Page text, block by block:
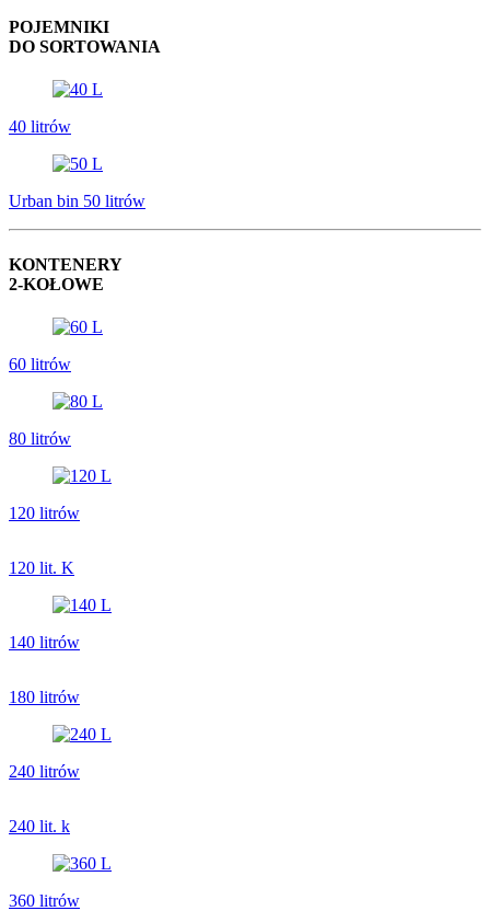
POJEMNIKI
DO SORTOWANIA
40 litrów
Urban bin 50 litrów
KONTENERY
2-KOŁOWE
60 litrów
80 litrów
120 litrów
120 lit. K
140 litrów
180 litrów
240 litrów
240 lit. k
360 litrów